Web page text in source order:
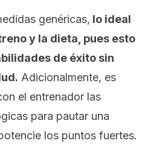
genéricas, lo ideal
y la dieta, pues esto
de éxito sin
Adicionalmente, es
el entrenador las
para pautar una
los puntos fuertes.